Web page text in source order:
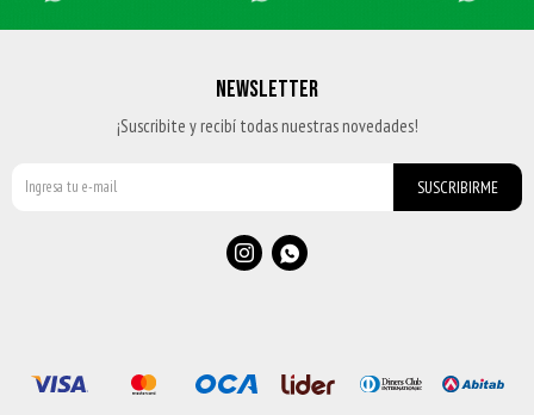
NEWSLETTER
¡Suscribite y recibí todas nuestras novedades!
SUSCRIBIRME
 